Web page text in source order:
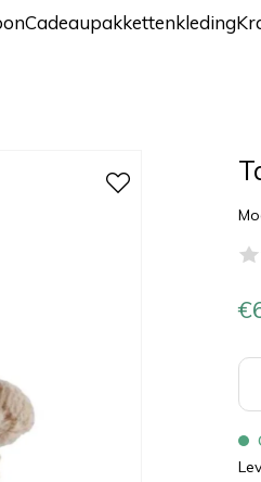
Cadeaupakkettenkleding